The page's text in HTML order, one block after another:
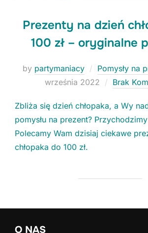
Prezenty na dzień
100 zł – oryginalne
by partymaniacy Pomysły na
września 2022
Brak
Zbliża się dzień chłopaka, a Wy
pomysłu na prezent?
Polecamy Wam dzisiaj ciekawe
chłopaka do 100 zł.
O NAS
Te
nie są
strony.
tych